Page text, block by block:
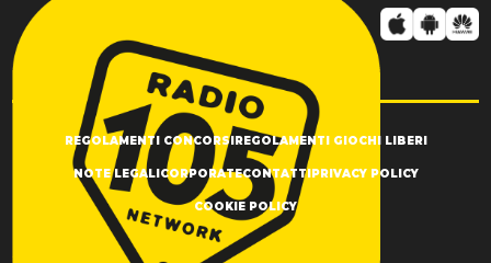
REGOLAMENTI CONCORSI REGOLAMENTI GIOCHI LIBERI
NOTE LEGALI CORPORATECONTATTI PRIVACY POLICY
COOKIE POLICY